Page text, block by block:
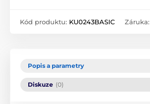
Kód produktu: KU0243BASIC Záruka:
Popis a parametry
Diskuze (0)